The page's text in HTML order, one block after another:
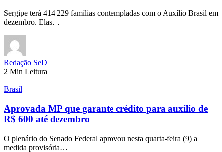
Sergipe terá 414.229 famílias contempladas com o Auxílio Brasil em
dezembro. Elas…
Redação SeD
2 Min Leitura
Brasil
Aprovada MP que garante crédito para auxílio de
R$ 600 até dezembro
O plenário do Senado Federal aprovou nesta quarta-feira (9) a
medida provisória…